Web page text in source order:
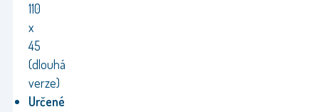
110
x
45
(dlouhá
verze)
Určené